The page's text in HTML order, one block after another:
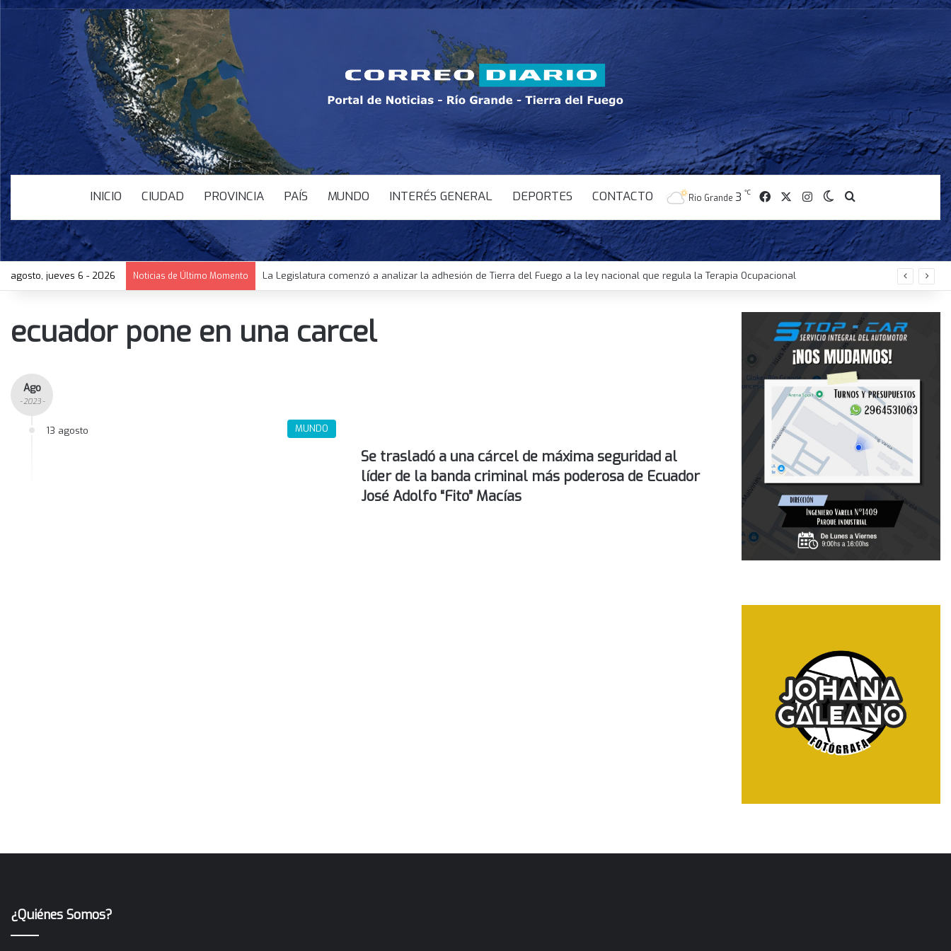
INICIO CIUDAD PROVINCIA PAÍS MUNDO INTERÉS GENERAL DEPORTES CONTACTO Rio Grande 3 ℃ Facebook InstagramSwitch skin
Buscar
agosto, jueves 6 - 2026 Noticias de Último Momento La Legislatura comenzó a analizar la adhesión de Tierra del Fuego a la ley nacional que regula la Terapia Ocupacional
ecuador pone en una carcel
Ago
- 2023 -
13 agosto MUNDO
Se trasladó a una cárcel de máxima seguridad al
líder de la banda criminal más poderosa de Ecuador
José Adolfo “Fito” Macías
¿Quiénes Somos?